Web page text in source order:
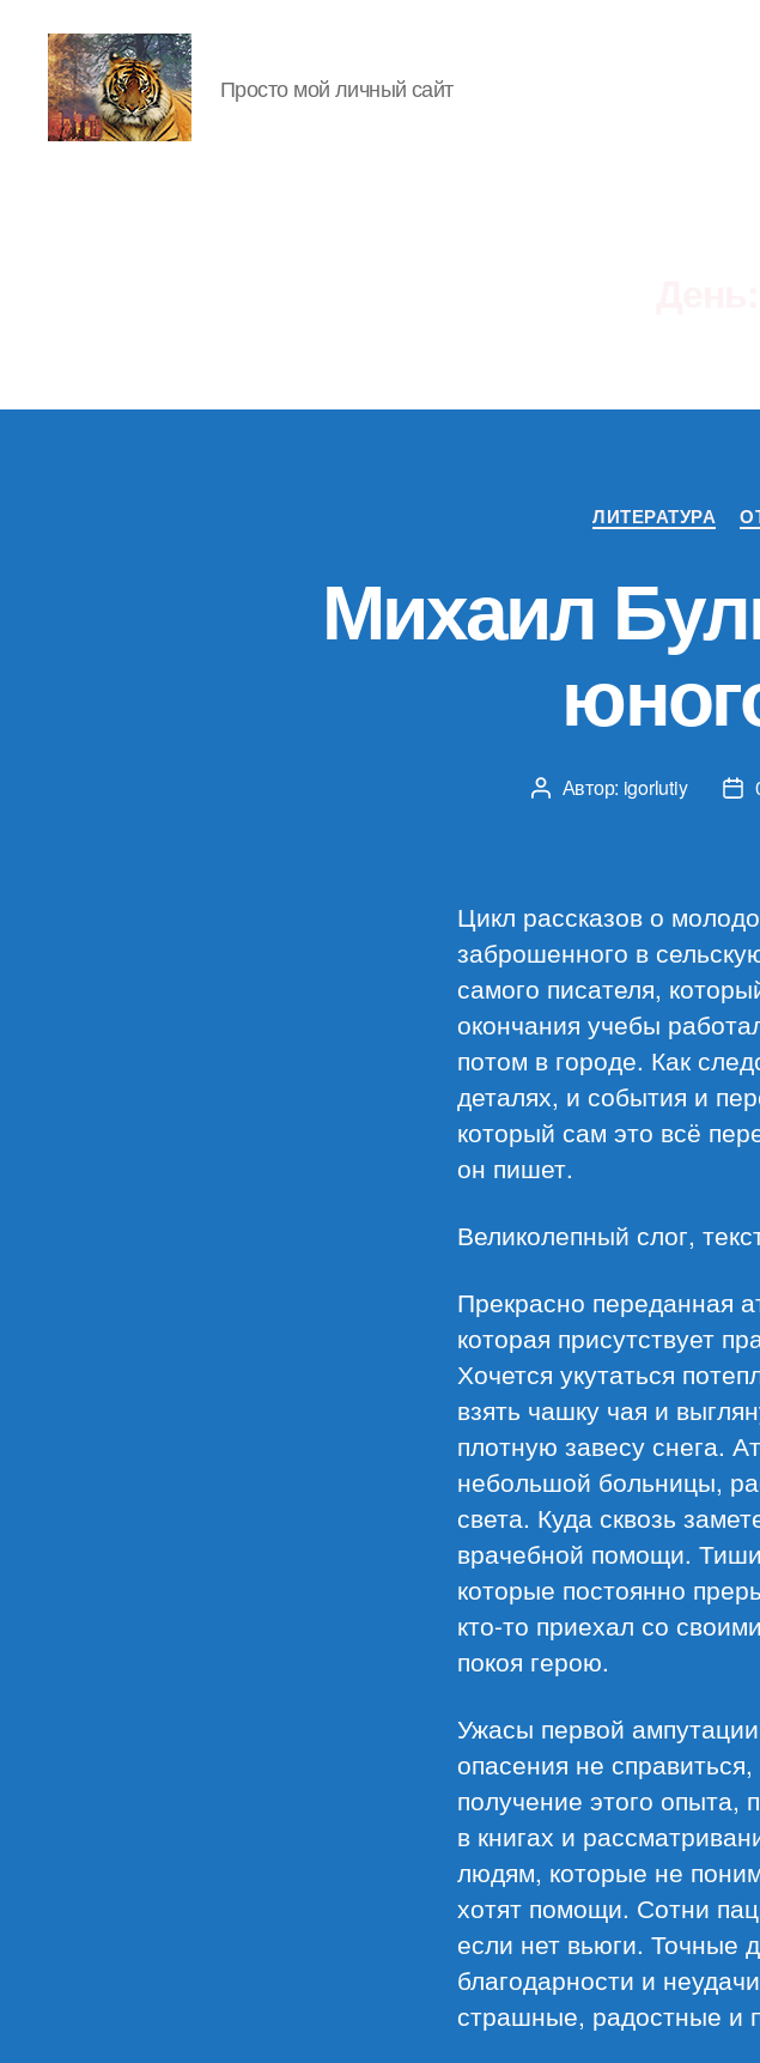
Просто мой личный сайт
ЛИТЕРАТУРА
Михаил
Автор
Автор: igorlutiy
Цикл рассказов о
заброшенного в
самого писателя,
окончания учебы
потом в городе. Как
деталях, и события и
который сам это всё
он пишет.
Великолепный слог,
Прекрасно переданная
которая присутствует
Хочется укутаться
взять чашку чая и
плотную завесу снега.
небольшой больницы,
света. Куда сквозь
врачебной помощи.
которые постоянно
кто-то приехал со
покоя герою.
Ужасы первой
опасения не
получение этого
в книгах и
людям, которые не
хотят помощи. Сотни
если нет вьюги. Точные
благодарности и
страшные, радостные и